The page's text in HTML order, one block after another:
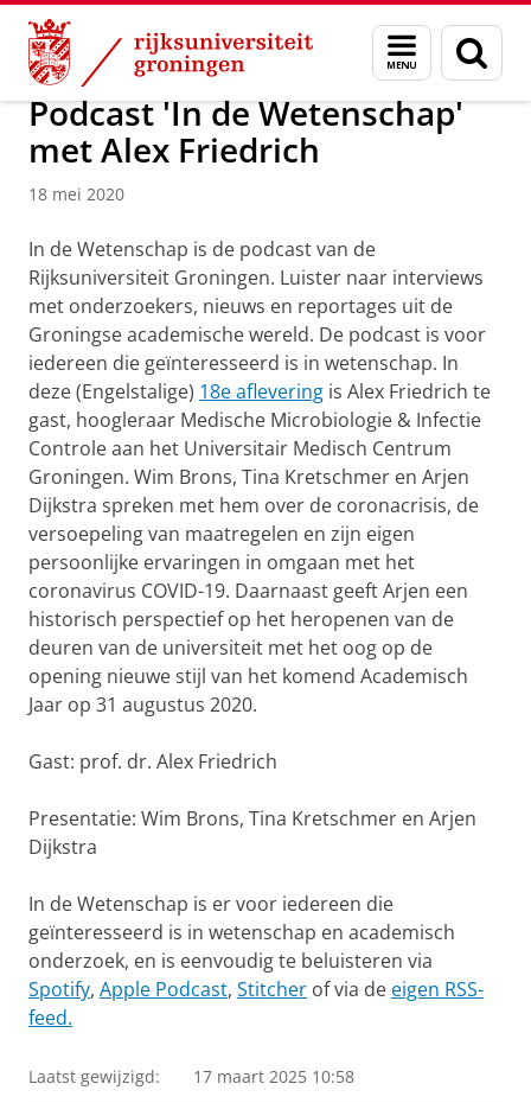
Skip
Content
Skip
Navigation
Menu
en
zoeken
Over ons Actueel Nieuws Nieuwsberichten
Podcast 'In de Wetenschap'
met Alex Friedrich
18 mei 2020
In de Wetenschap is de podcast van de
Rijksuniversiteit Groningen. Luister naar interviews
met onderzoekers, nieuws en reportages uit de
Groningse academische wereld. De podcast is voor
iedereen die geïnteresseerd is in wetenschap. In
deze (Engelstalige) 18e aflevering is Alex Friedrich te
gast, hoogleraar Medische Microbiologie & Infectie
Controle aan het Universitair Medisch Centrum
Groningen. Wim Brons, Tina Kretschmer en Arjen
Dijkstra spreken met hem over de coronacrisis, de
versoepeling van maatregelen en zijn eigen
persoonlijke ervaringen in omgaan met het
coronavirus COVID-19. Daarnaast geeft Arjen een
historisch perspectief op het heropenen van de
deuren van de universiteit met het oog op de
opening nieuwe stijl van het komend Academisch
Jaar op 31 augustus 2020.
Gast: prof. dr. Alex Friedrich
Presentatie: Wim Brons, Tina Kretschmer en Arjen
Dijkstra
In de Wetenschap is er voor iedereen die
geïnteresseerd is in wetenschap en academisch
onderzoek, en is eenvoudig te beluisteren via
Spotify, Apple Podcast, Stitcher of via de eigen RSS-
feed.
Laatst gewijzigd: 17 maart 2025 10:58